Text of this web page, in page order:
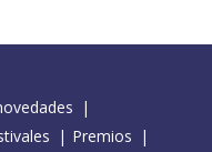
Premios